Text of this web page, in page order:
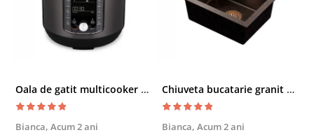
Oala de gatit multicooker 11 functii Instant Pot Pro Crisp 8 + Air Fryer 7.6 lt
Bianca, Acum 2 ani
Chiuveta bucatarie granit cu finisaj negru perlat/cupru Steingran Art Copper cu dozator si baterie Quadron
Bianca, Acum 2 ani